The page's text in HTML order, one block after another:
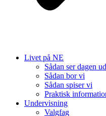
Livet på NE
Sådan ser dagen ud
Sådan bor vi
Sådan spiser vi
Praktisk
Undervisning
Valgfag